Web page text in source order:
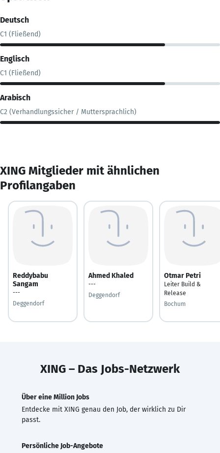
Deutsch
C1 (Fließend)
Englisch
C1 (Fließend)
Arabisch
C2 (Verhandlungssicher / Muttersprachlich)
XING Mitglieder mit ähnlichen
Profilangaben
Reddybabu
Sangam
---
Deggendorf
Ahmed Khaled
---
Deggendorf
Otmar Petri
Leiter Build &
Release
Bochum
XING – Das Jobs-Netzwerk
Über eine Million Jobs
Entdecke mit XING genau den Job, der wirklich zu Dir
passt.
Persönliche Job-Angebote